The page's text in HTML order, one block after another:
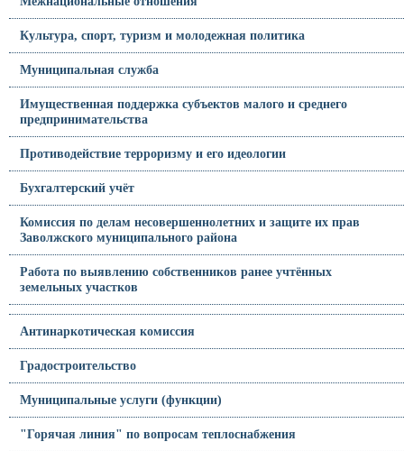
Культура, спорт, туризм и молодежная политика
Муниципальная служба
Имущественная поддержка субъектов малого и среднего
предпринимательства
Противодействие терроризму и его идеологии
Бухгалтерский учёт
Комиссия по делам несовершеннолетних и защите их прав
Заволжского муниципального района
Работа по выявлению собственников ранее учтённых
земельных участков
Антинаркотическая комиссия
Градостроительство
Муниципальные услуги (функции)
"Горячая линия" по вопросам теплоснабжения